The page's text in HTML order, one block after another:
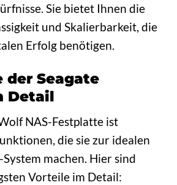
Sie bietet Ihnen die
und Skalierbarkeit, die
Erfolg benötigen.
der Seagate
Detail
NAS-Festplatte ist
die sie zur idealen
machen. Hier sind
Vorteile im Detail: